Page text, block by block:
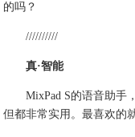
的吗？
//////////
真·智能
MixPad S的语音助手
但都非常实用。最喜欢的